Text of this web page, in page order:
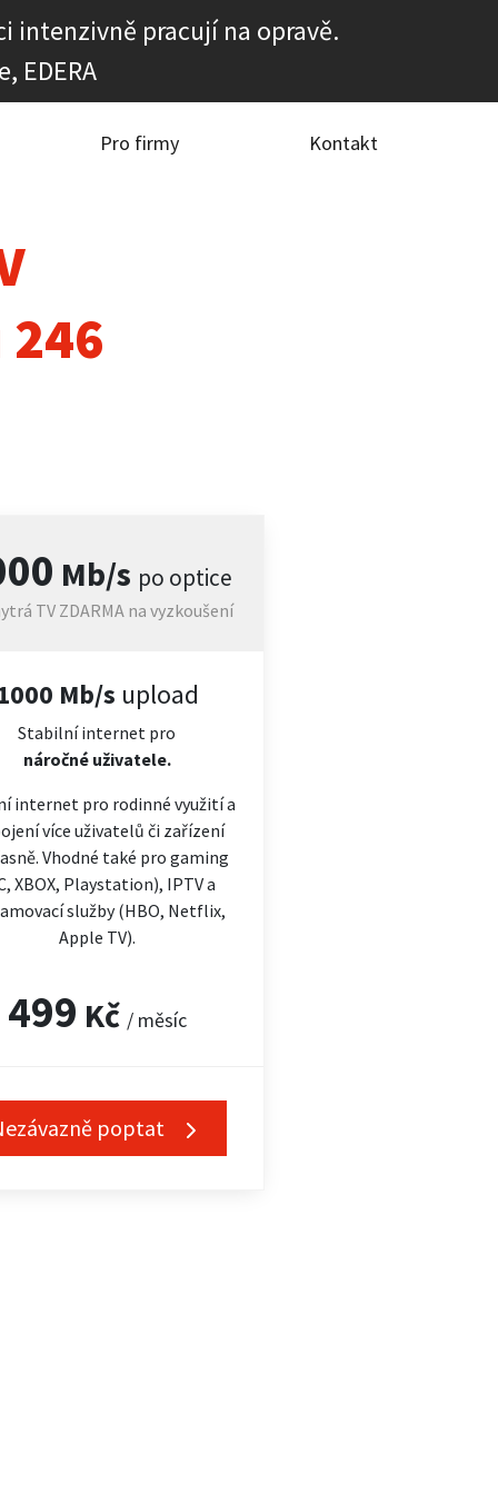
intenzivně pracují na opravě.
EDERA
Pro firmy Kontakt
Mb/s po optice
TV ZDARMA na vyzkoušení
Mb/s upload
Stabilní internet pro
náročnéuživatele.
internet pro rodinné využití a
více uživatelů či zařízení
Vhodné také pro gaming
XBOX, Playstation), IPTV a
služby (HBO, Netflix,
Apple TV).
499 Kč / měsíc
poptat